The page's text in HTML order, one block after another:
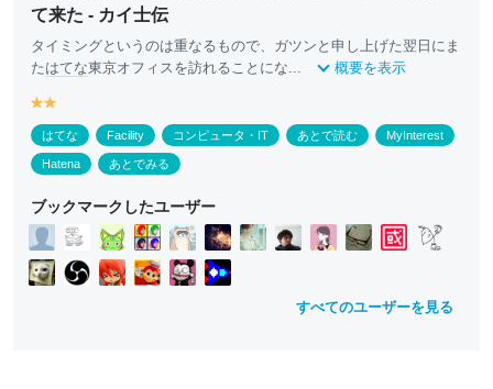
て来た - カイ士伝
タイミングというのは重なるもので、ガツンと申し上げた翌日にま
たはてな東京オフィスを訪れることにな... 概要を表示
y
e
ll
o
e
ll
o
はてな Facility コンピュータ・IT あとで読む MyInterest
Hatena あとでみる
ブックマークしたユーザー
すべてのユーザーを見る